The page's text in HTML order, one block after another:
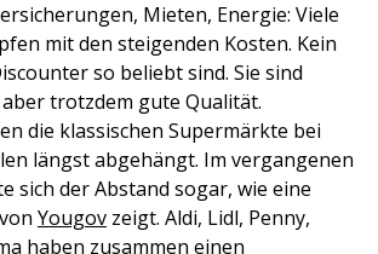
Mieten, Energie: Viele
mit den steigenden Kosten. Kein
so beliebt sind. Sie sind
trotzdem gute Qualität.
die klassischen Supermärkte bei
längst abgehängt. Im vergangenen
sich der Abstand sogar, wie eine
Yougov zeigt. Aldi, Lidl, Penny,
haben zusammen einen